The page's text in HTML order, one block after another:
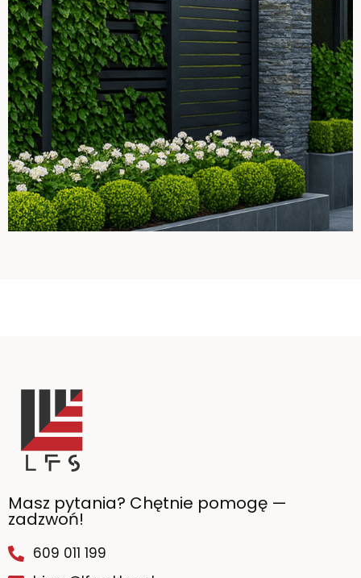
Masz pytania? Chętnie pomogę —
zadzwoń!
609 011 199